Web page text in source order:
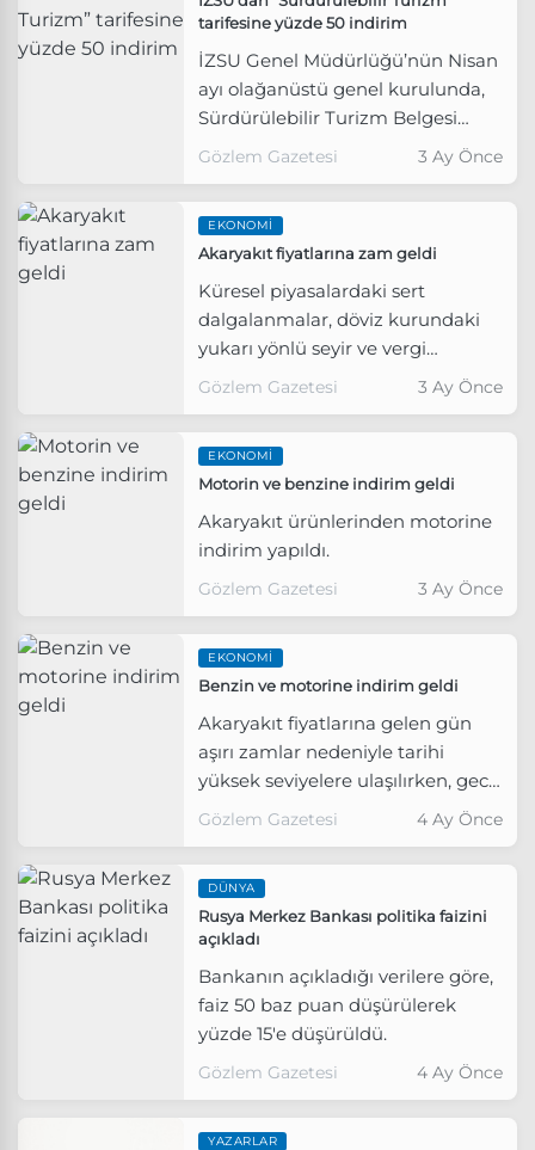
tarifesine yüzde 50 indirim
İZSU Genel Müdürlüğü’nün Nisan
ayı olağanüstü genel kurulunda,
Sürdürülebilir Turizm Belgesi
sahibi işletmelere su ve atık su
Gözlem Gazetesi 3 Ay Önce
EKONOMI
Akaryakıt fiyatlarına zam geldi
Küresel piyasalardaki sert
dalgalanmalar, döviz kurundaki
yukarı yönlü seyir ve vergi
düzenlemeleri, akaryakıt fiyatları
Gözlem Gazetesi 3 Ay Önce
EKONOMI
Motorin ve benzine indirim geldi
Akaryakıt ürünlerinden motorine
indirim yapıldı.
Gözlem Gazetesi 3 Ay Önce
EKONOMI
Benzin ve motorine indirim geldi
Akaryakıt fiyatlarına gelen gün
aşırı zamlar nedeniyle tarihi
yüksek seviyelere ulaşılırken, gece
yarısından itibaren benzin ve
Gözlem Gazetesi 4 Ay Önce
DÜNYA
Rusya Merkez Bankası politika faizini
açıkladı
Bankanın açıkladığı verilere göre,
faiz 50 baz puan düşürülerek
yüzde 15'e düşürüldü.
Gözlem Gazetesi 4 Ay Önce
YAZARLAR